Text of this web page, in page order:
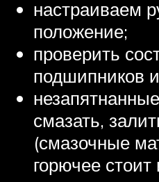
настраиваем
положение;
проверить
подшипников
смазать,
(смазочные
горючее стоит